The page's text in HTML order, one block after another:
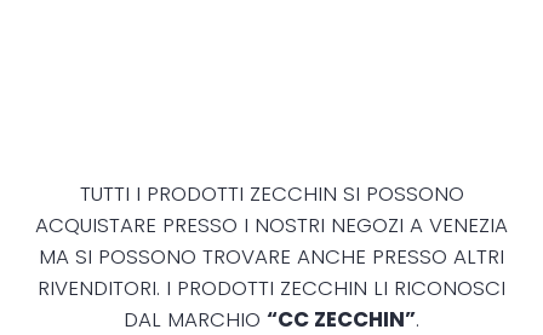
TUTTI I PRODOTTI ZECCHIN SI POSSONO
ACQUISTARE PRESSO I NOSTRI NEGOZI A VENEZIA
MA SI POSSONO TROVARE ANCHE PRESSO ALTRI
RIVENDITORI. I PRODOTTI ZECCHIN LI RICONOSCI
DAL MARCHIO “CC ZECCHIN”.